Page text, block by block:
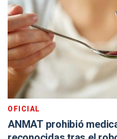
OFICIAL
ANMAT prohibió